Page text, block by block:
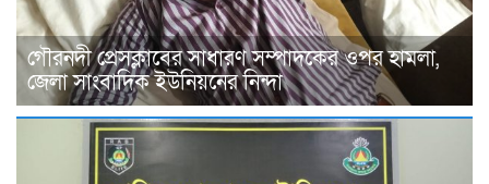
গৌরনদী প্রেসক্লাবের সাধারণ সম্পাদকের ওপর হামলা,
জেলা সাংবাদিক ইউনিয়নের নিন্দা